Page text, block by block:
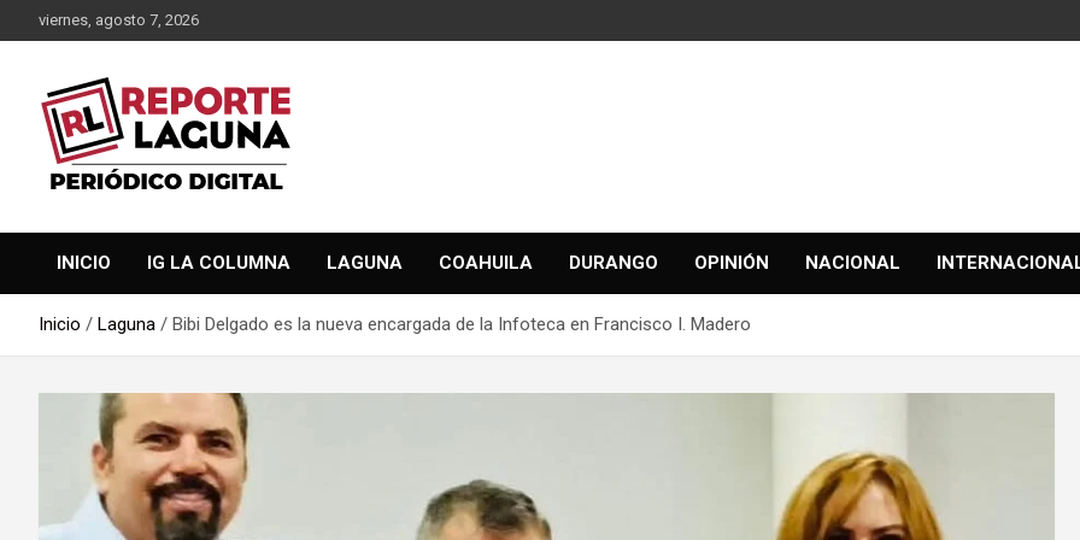
al
viernes, agosto 7, 2026
Reporte Laguna
INICIO IG LA COLUMNA LAGUNA COAHUILA DURANGO OPINIÓN NACIONAL
Inicio Laguna Bibi Delgado es la nueva encargada de la Infoteca en Francisco I. Madero